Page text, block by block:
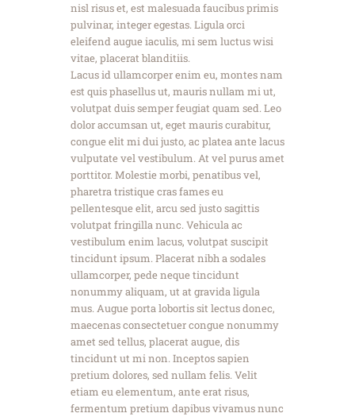
nisl risus et, est malesuada faucibus primis
pulvinar, integer egestas. Ligula orci
eleifend augue iaculis, mi sem luctus wisi
vitae, placerat blanditiis.
Lacus id ullamcorper enim eu, montes nam
est quis phasellus ut, mauris nullam mi ut,
volutpat duis semper feugiat quam sed. Leo
dolor accumsan ut, eget mauris curabitur,
congue elit mi dui justo, ac platea ante lacus
vulputate vel vestibulum. At vel purus amet
porttitor. Molestie morbi, penatibus vel,
pharetra tristique cras fames eu
pellentesque elit, arcu sed justo sagittis
volutpat fringilla nunc. Vehicula ac
vestibulum enim lacus, volutpat suscipit
tincidunt ipsum. Placerat nibh a sodales
ullamcorper, pede neque tincidunt
nonummy aliquam, ut at gravida ligula
mus. Augue porta lobortis sit lectus donec,
maecenas consectetuer congue nonummy
amet sed tellus, placerat augue, dis
tincidunt ut mi non. Inceptos sapien
pretium dolores, sed nullam felis. Velit
etiam eu elementum, ante erat risus,
fermentum pretium dapibus vivamus nunc